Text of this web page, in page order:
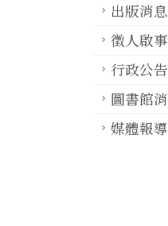
出版消息
徵人啟事
行政公告
圖書館
媒體報導